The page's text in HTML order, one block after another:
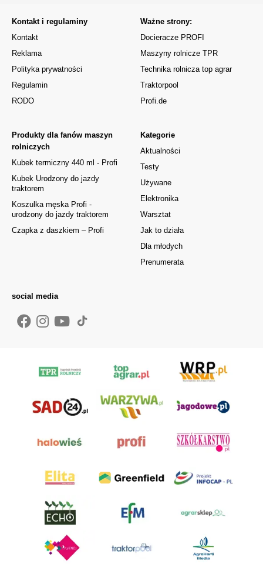
Kontakt i regulaminy
Kontakt
Reklama
Polityka prywatności
Regulamin
RODO
Kategorie
Aktualności
Testy
Używane
Elektronika
Warsztat
Jak to działa
Dla młodych
Prenumerata
Produkty dla fanów maszyn
rolniczych
Kubek termiczny 440 ml - Profi
Kubek Urodzony do jazdy
traktorem
Koszulka męska Profi -
urodzony do jazdy traktorem
Czapka z daszkiem – Profi
Ważne strony:
Docieracze PROFI
Maszyny rolnicze TPR
Technika rolnicza top agrar
Traktorpool
Profi.de
social media